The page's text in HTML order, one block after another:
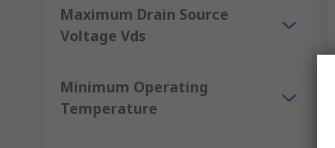
Maximum Drain Source
Voltage Vds
Minimum Operating
Temperature